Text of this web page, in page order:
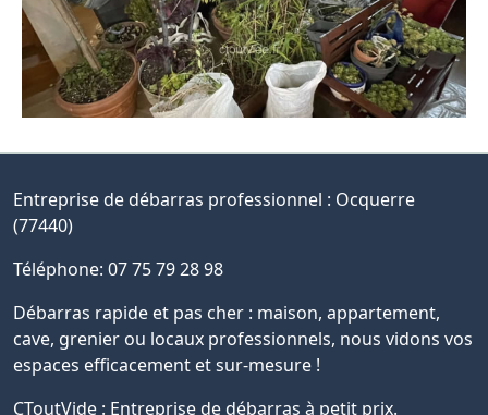
Entreprise de débarras professionnel : Ocquerre
(77440)
Téléphone: 07 75 79 28 98
Débarras rapide et pas cher : maison, appartement,
cave, grenier ou locaux professionnels, nous vidons vos
espaces efficacement et sur-mesure !
CToutVide : Entreprise de débarras à petit prix.